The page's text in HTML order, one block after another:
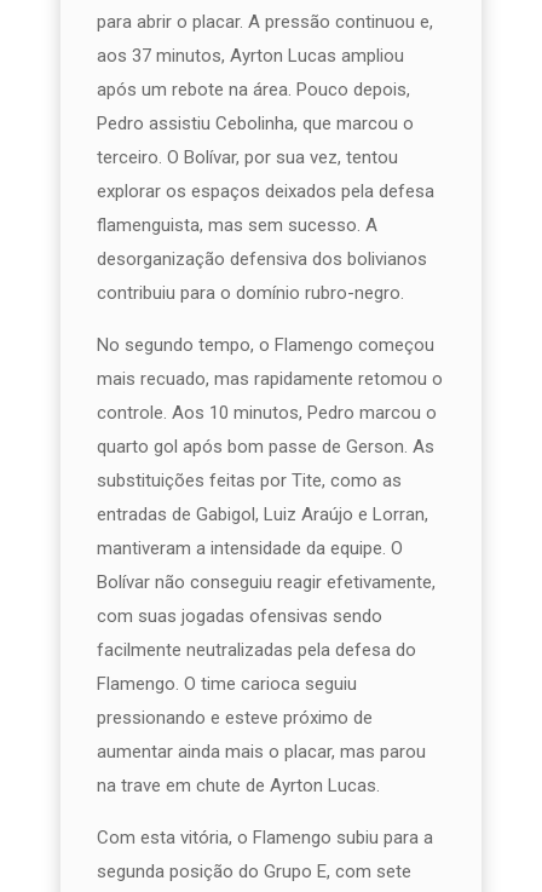
para abrir o placar. A pressão continuou e,
aos 37 minutos, Ayrton Lucas ampliou
após um rebote na área. Pouco depois,
Pedro assistiu Cebolinha, que marcou o
terceiro. O Bolívar, por sua vez, tentou
explorar os espaços deixados pela defesa
flamenguista, mas sem sucesso. A
desorganização defensiva dos bolivianos
contribuiu para o domínio rubro-negro.
No segundo tempo, o Flamengo começou
mais recuado, mas rapidamente retomou o
controle. Aos 10 minutos, Pedro marcou o
quarto gol após bom passe de Gerson. As
substituições feitas por Tite, como as
entradas de Gabigol, Luiz Araújo e Lorran,
mantiveram a intensidade da equipe. O
Bolívar não conseguiu reagir efetivamente,
com suas jogadas ofensivas sendo
facilmente neutralizadas pela defesa do
Flamengo. O time carioca seguiu
pressionando e esteve próximo de
aumentar ainda mais o placar, mas parou
na trave em chute de Ayrton Lucas.
Com esta vitória, o Flamengo subiu para a
segunda posição do Grupo E, com sete